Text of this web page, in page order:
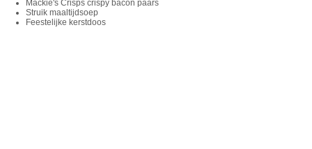
Mackie's Crisps crispy bacon paars
Struik maaltijdsoep
Feestelijke kerstdoos